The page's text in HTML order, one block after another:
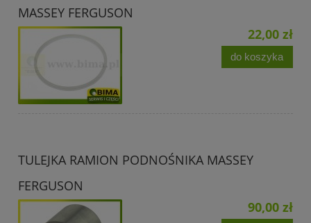
MASSEY FERGUSON
22,00 zł
do koszyka
TULEJKA RAMION PODNOŚNIKA MASSEY
FERGUSON
90,00 zł